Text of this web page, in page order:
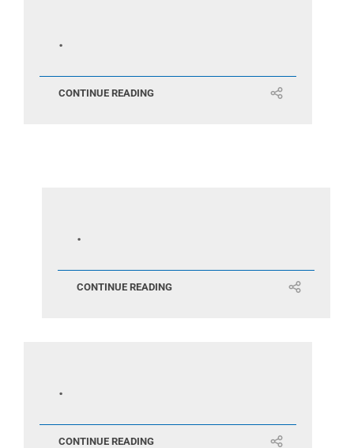
.
CONTINUE READING
.
CONTINUE READING
.
CONTINUE READING